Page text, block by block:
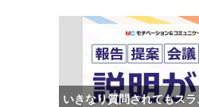
いきなり質問されてもスラ